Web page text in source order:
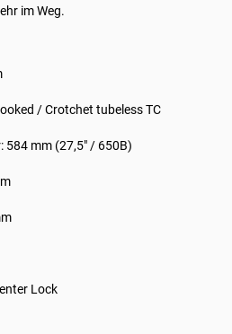
im Weg.
/ Crotchet tubeless TC
584 mm (27,5" / 650B)
Lock